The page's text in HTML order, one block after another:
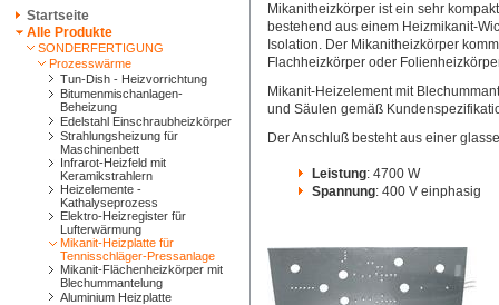
Startseite
Alle Produkte
SONDERFERTIGUNG
Prozesswärme
Tun-Dish - Heizvorrichtung
Bitumenmischanlagen-
Beheizung
Edelstahl Einschraubheizkörper
Strahlungsheizung für
Maschinenbett
Infrarot-Heizfeld mit
Keramikstrahlern
Heizelemente -
Kathalyseprozess
Elektro-Heizregister für
Lufterwärmung
Mikanit-Heizplatte für
Tennisschläger-Pressanlage
Mikanit-Flächenheizkörper mit
Blechummantelung
Aluminium Heizplatte
Mikanitheizkörper ist ein sehr
bestehend aus einem Heizmikanit-
Isolation. Der Mikanitheizkörper
Flachheizkörper oder
Mikanit-Heizelement mit
und Säulen gemäß
Der Anschluß besteht aus einer
Leistung: 4700 W
Spannung: 400 V einphasig